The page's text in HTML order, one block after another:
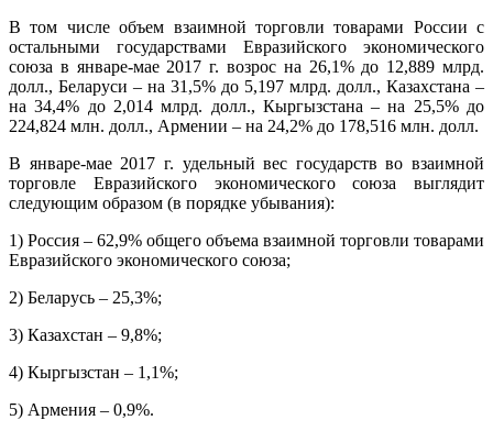
В том числе объем взаимной торговли товарами России с
остальными государствами Евразийского экономического
союза в январе-мае 2017 г. возрос на 26,1% до 12,889 млрд.
долл., Беларуси – на 31,5% до 5,197 млрд. долл., Казахстана –
на 34,4% до 2,014млрд. долл., Кыргызстана – на 25,5% до
224,824 млн. долл., Армении – на 24,2% до 178,516 млн. долл.
В январе-мае 2017 г. удельный вес государств во взаимной
торговле Евразийского экономического союза выглядит
следующим образом (в порядке убывания):
1) Россия – 62,9% общего объема взаимной торговли товарами
Евразийского экономического союза;
2) Беларусь – 25,3%;
3) Казахстан – 9,8%;
4) Кыргызстан – 1,1%;
5) Армения – 0,9%.